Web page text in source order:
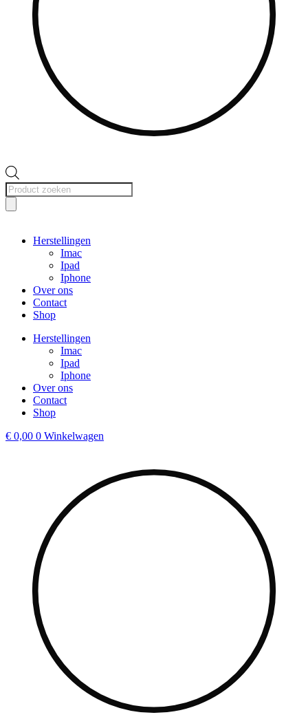
Producten
zoeken
Herstellingen
Imac
Ipad
Iphone
Over ons
Contact
Shop
Herstellingen
Imac
Ipad
Iphone
Over ons
Contact
Shop
€ 0,00 0 Winkelwagen